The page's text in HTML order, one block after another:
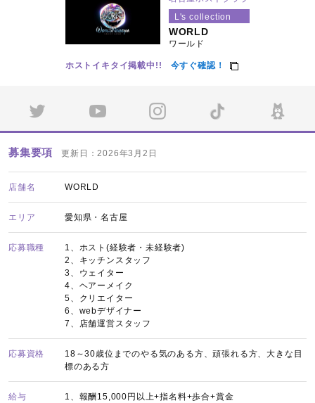
L's collection
WORLD
ワールド
ホストイキタイ掲載中!! 今すぐ確認！
募集要項 更新日：2026年3月2日
店舗名 WORLD
エリア 愛知県・名古屋
応募職種
1、ホスト(経験者・未経験者)
2、キッチンスタッフ
3、ウェイター
4、ヘアーメイク
5、クリエイター
6、webデザイナー
7、店舗運営スタッフ
応募資格
18～30歳位までのやる気のある方、頑張れる方、大きな目
標のある方
給与
1、報酬15,000円以上+指名料+歩合+賞金